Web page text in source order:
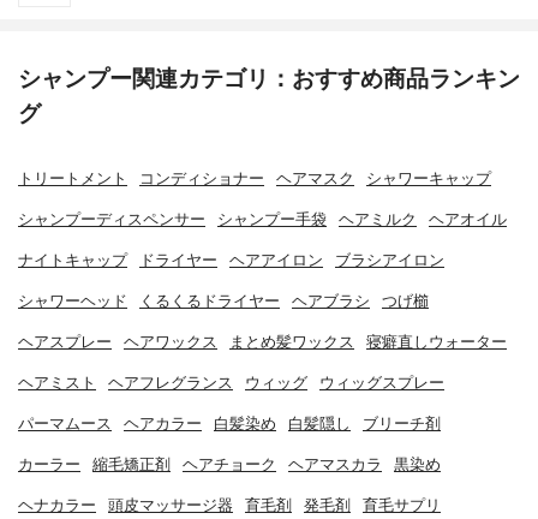
シャンプー関連カテゴリ：おすすめ商品ランキン
グ
トリートメント コンディショナー ヘアマスク シャワーキャップ
シャンプーディスペンサー シャンプー手袋 ヘアミルク ヘアオイル
ナイトキャップ ドライヤー ヘアアイロン ブラシアイロン
シャワーヘッド くるくるドライヤー ヘアブラシ つげ櫛
ヘアスプレー ヘアワックス まとめ髪ワックス 寝癖直しウォーター
ヘアミスト ヘアフレグランス ウィッグ ウィッグスプレー
パーマムース ヘアカラー 白髪染め 白髪隠し ブリーチ剤
カーラー 縮毛矯正剤 ヘアチョーク ヘアマスカラ 黒染め
ヘナカラー 頭皮マッサージ器 育毛剤 発毛剤 育毛サプリ